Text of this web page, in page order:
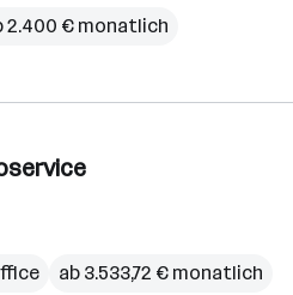
2.400 € monatlich
ab 3.533,72 € monatlich